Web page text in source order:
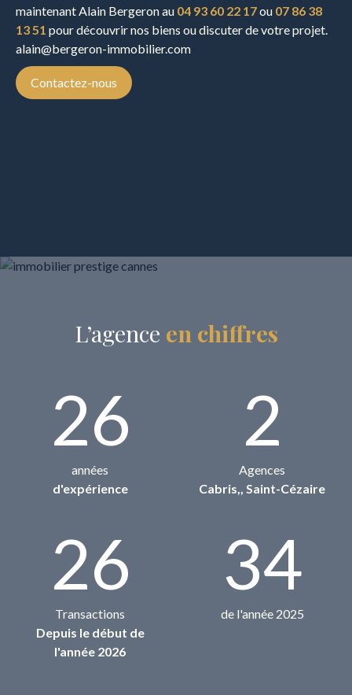
maintenant Alain Bergeron au 04 93 60 22 17ou 07 86 38
13 51 pour découvrir nos biens ou discuter de votre projet.
alain@bergeron-immobilier.com
Contactez-nous
L’agence en chiffres
26
années
d'expérience
2
Agences
Cabris,, Saint-Cézaire
26
Transactions
Depuis le début de
l'année 2026
34
de l'année 2025